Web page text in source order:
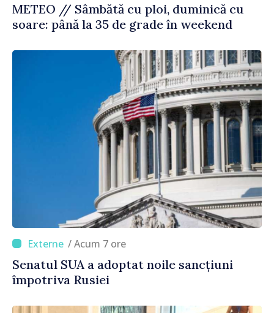
METEO // Sâmbătă cu ploi, duminică cu
soare: până la 35 de grade în weekend
/ Acum 7 ore
Senatul SUA a adoptat noile sancțiuni
împotriva Rusiei